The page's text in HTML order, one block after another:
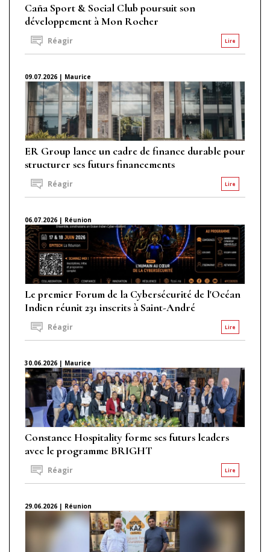
Caña Sport & Social Club poursuit son
développement à Mon Rocher
Lire
Réagir
09.07.2026 | Maurice
ER Group lance un cadre de finance durable pour
structurer ses futurs financements
Lire
Réagir
06.07.2026 | Réunion
Le premier Forum de la Cybersécurité de l'Océan
Indien réunit 231 inscrits à Saint-André
Lire
Réagir
30.06.2026 | Maurice
Constance Hospitality forme ses futurs leaders
avec le programme BRIGHT
Lire
Réagir
29.06.2026 | Réunion